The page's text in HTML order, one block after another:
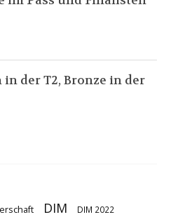
der T2, Bronze in der
DIM DIM 2022